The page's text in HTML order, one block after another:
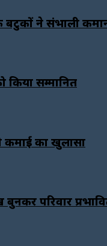
बटुकों ने संभाली
किया सम्मानित
कमाई का खुलासा
परिवार